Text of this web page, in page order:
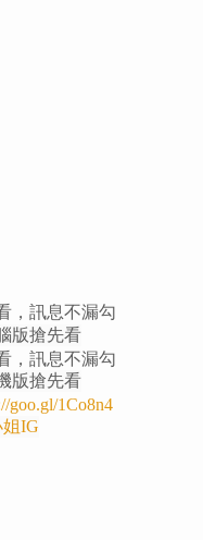
，訊息不漏勾
，訊息不漏勾
goo.gl/1Co8n4